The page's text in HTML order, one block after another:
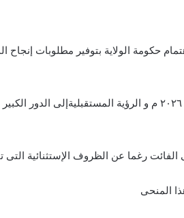
حكومة الولاية بتوفير مطلوبات إنجاح
واشار خلال حديثة فى ورشة تحديات الموسم الزراعى ٢٠٢٥ _ ٢٠٢٦ م و الرؤية
رغما عن الظروف الإستثنائية التى
المنحى